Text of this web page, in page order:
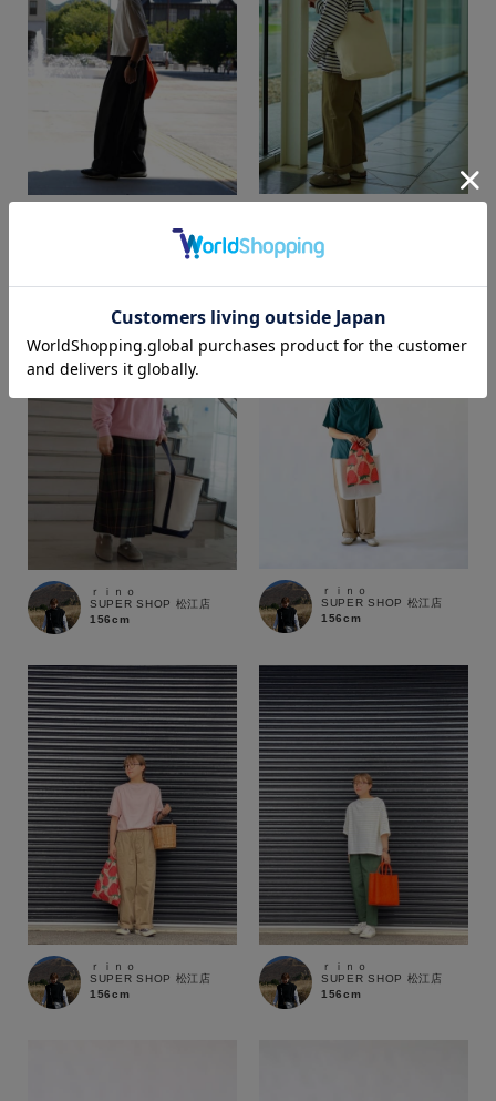
商品タイプ
通常商品
セール価格 WEB限定
在庫
在庫あり 在庫なし含む
SUPER SHOP 松江店
156cm
ｒｉｎｏ
SUPER SHOP 松江店
156cm
ｒｉｎｏ
SUPER SHOP 松江店
156cm
ｒｉｎｏ
SUPER SHOP 松江店
156cm
ｒｉｎｏ
SUPER SHOP 松江店
156cm